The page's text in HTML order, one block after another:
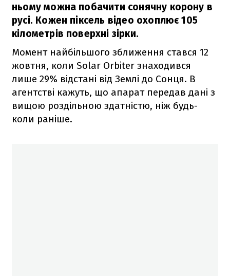
ньому можна побачити сонячну корону в
русі. Кожен піксель відео охоплює 105
кілометрів поверхні зірки.
Момент найбільшого зближення стався 12
жовтня, коли Solar Orbiter знаходився
лише 29% відстані від Землі до Сонця. В
агентстві кажуть, що апарат передав дані з
вищою роздільною здатністю, ніж будь-
коли раніше.